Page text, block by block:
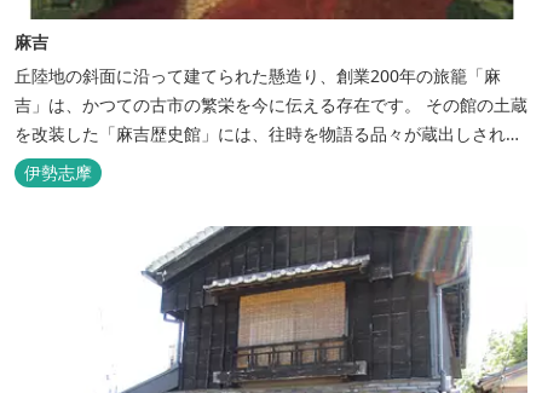
麻吉
丘陸地の斜面に沿って建てられた懸造り、創業200年の旅籠「麻
吉」は、かつての古市の繁栄を今に伝える存在です。 その館の土蔵
を改装した「麻吉歴史館」には、往時を物語る品々が蔵出しされ、
お伊勢参り華やかなりし頃へとお誘い致します。
伊勢志摩